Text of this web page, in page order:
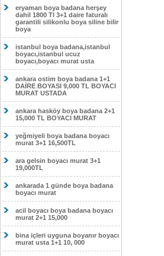
eryaman boya badana herşey
dahil 1800 Tl 3+1 daire faturalı
garantili silikonlu boya siline bilir
boya
istanbul boya badana,istanbul
boyacı,istanbul ucuz
boyacı,boyacı murat usta
ankara ostim boya badana 1+1
DAİRE BOYASI 9,000 TL BOYACI
MURAT USTADA
ankara hasköy boya badana 2+1
15,000 TL BOYACI MURAT
yeğmiyeli boya badana boyacı
murat 3+1 16,500TL
ara gelsin boyacı murat 3+1
19,000TL
ankarada 1 günde boya badana
boyacı murat
acil boyacı boya badana boyacı
murat 2+1 15,000
bina içleri uyguna boyanır boyacı
murat usta 1+1 10, 000